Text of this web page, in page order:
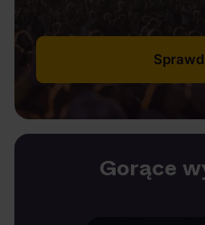
Gorące